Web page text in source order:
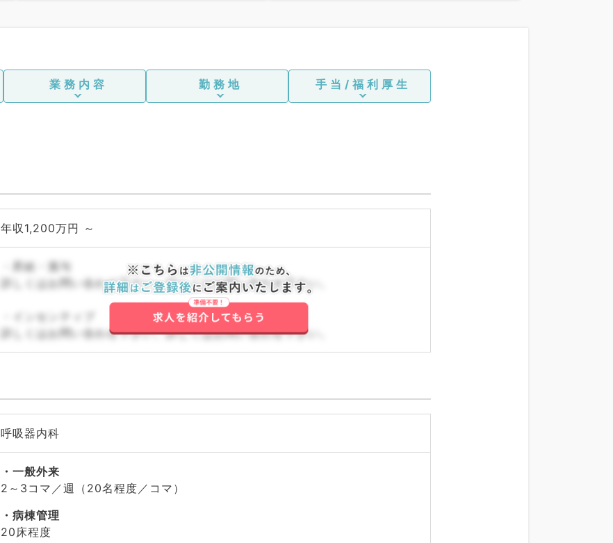
業務内容 勤務地 手当/福利厚生
年収1,200万円 ～
・昇給・賞与
詳しくはお問い合わせ下さい。詳しくはお問い合わせ下さい。
・インセンティブ
詳しくはお問い合わせ下さい。詳しくはお問い合わせ下さい。
呼吸器内科
一般外来
2～3コマ／週（20名程度／コマ）
病棟管理
20床程度